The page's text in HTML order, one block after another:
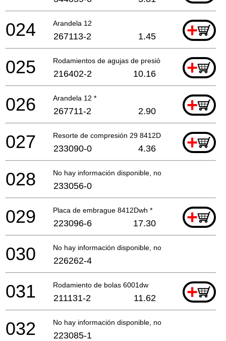
Arandela 12 +
024 267113-2 1.45
Rodamientos de agujas de presión 1224 8412Dwh *
+
025 216402-2 10.16
Arandela 12 * +
026 267711-2 2.90
Resorte de compresión 29 8412Dwh * +
027 233090-0 4.36
No hay información disponible, no se puede pedir
028 233056-0
Placa de embrague 8412Dwh * +
029 223096-6 17.30
No hay información disponible, no se puede pedir
030 226262-4
Rodamiento de bolas 6001dw +
031 211131-2 11.62
No hay información disponible, no se puede pedir
032 223085-1